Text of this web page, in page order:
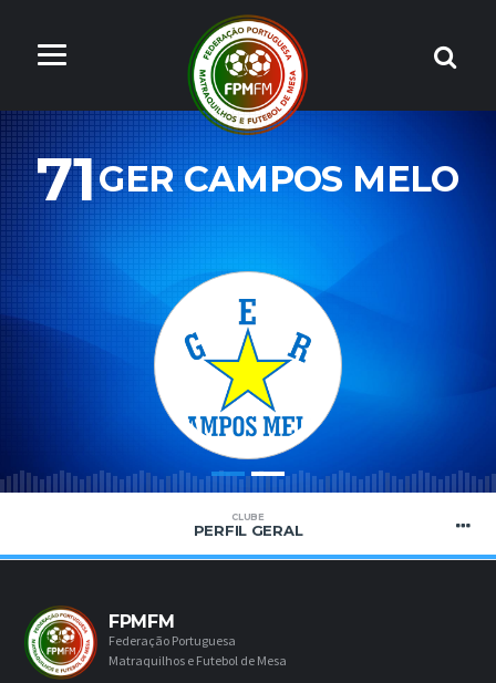
71GER CAMPOS MELO
CLUBE
PERFIL GERAL
FPMFM
Federação Portuguesa
Matraquilhos e Futebol de Mesa